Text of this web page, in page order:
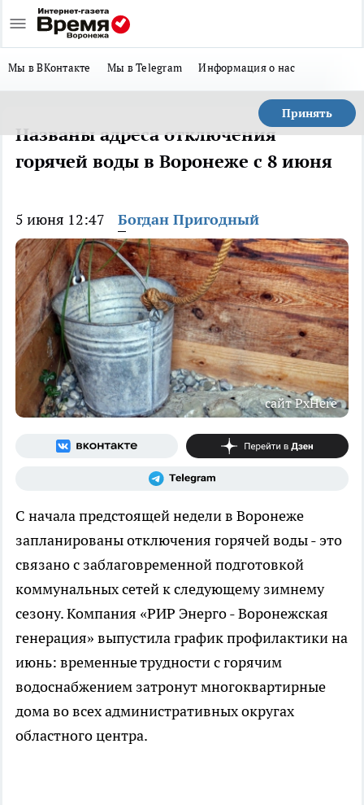
Мы в ВКонтакте Мы в Telegram Информация о нас
Принять
Названы адреса отключения
горячей воды в Воронеже с 8 июня
5 июня 12:47 Богдан Пригодный
сайт PxHere
С начала предстоящей недели в Воронеже
запланированы отключения горячей воды - это
связано с заблаговременной подготовкой
коммунальных сетей к следующему зимнему
сезону. Компания «РИР Энерго - Воронежская
генерация» выпустила график профилактики на
июнь: временные трудности с горячим
водоснабжением затронут многоквартирные
дома во всех административных округах
областного центра.